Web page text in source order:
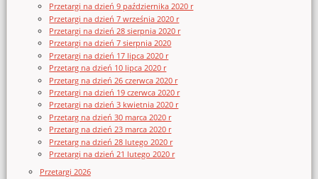
Przetargi na dzień 9 października 2020 r
Przetargi na dzień 7 września 2020 r
Przetargi na dzień 28 sierpnia 2020 r
Przetargi na dzień 7 sierpnia 2020
Przetargi na dzień 17 lipca 2020 r
Przetarg na dzień 10 lipca 2020 r
Przetarg na dzień 26 czerwca 2020 r
Przetargi na dzień 19 czerwca 2020 r
Przetargi na dzień 3 kwietnia 2020 r
Przetarg na dzień 30 marca 2020 r
Przetarg na dzień 23 marca 2020 r
Przetarg na dzień 28 lutego 2020 r
Przetargi na dzień 21 lutego 2020 r
Przetargi 2026